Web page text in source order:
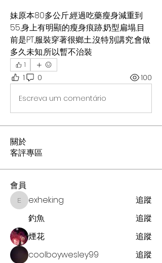
妹原本80多公斤,經過吃藥瘦身減重到
55,身上有明顯的瘦身痕跡,奶型扁塌,目
前是PT,服裝穿著很鄉土,沒特別講究,會做
多久未知,所以暫不治裝
1
1 0 100
Escreva um comentário
關於
客評專區
會員
exheking
exheking
追蹤
釣魚
追蹤
煙花
追蹤
coolboywesley99
追蹤